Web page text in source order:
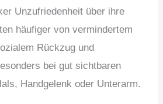
Unzufriedenheit über ihre
häufiger von vermindertem
Rückzug und
bei gut sichtbaren
Handgelenk oder Unterarm.